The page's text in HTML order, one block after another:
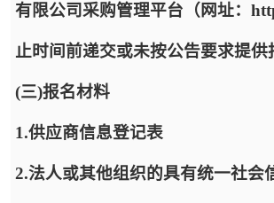
有限公司采购管理平台（网址：
止时间前递交或未按公告要求提
(三)报名材料
1.供应商信息登记表
2.法人或其他组织的具有统一社会